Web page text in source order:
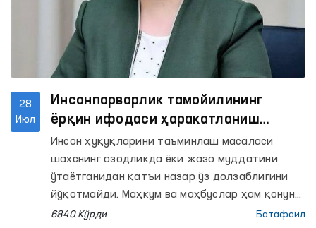
28
Июл
Инсонпарварлик тамойилининг
ёрқин ифодаси ҳаракатланиш
эркинлиги чекланган
муассасаларда ҳам ўз аксини
топмоқда
Инсон ҳуқуқларини таъминлаш масаласи
шахснинг озодликда ёки жазо муддатини
ўтаётганидан қатъи назар ўз долзаблигини
йўқотмайди. Маҳкум ва маҳбуслар ҳам қонун
ҳужжатларида белгиланган муайян
6840 Кўрди Батафсил